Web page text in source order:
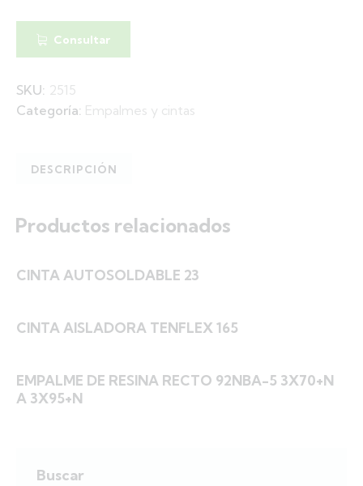
Consultar
SKU: 2515
Categoría: Empalmes y cintas
DESCRIPCIÓN
Productos relacionados
CINTA AUTOSOLDABLE 23
CINTA AISLADORA TENFLEX 165
EMPALME DE RESINA RECTO 92NBA-5 3X70+N
A 3X95+N
Buscar